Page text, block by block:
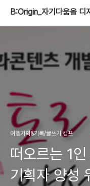
B:Origin_자기다움을 디
여행기획&기록/글쓰기 캠프
떠오르는 1
기획자 양성